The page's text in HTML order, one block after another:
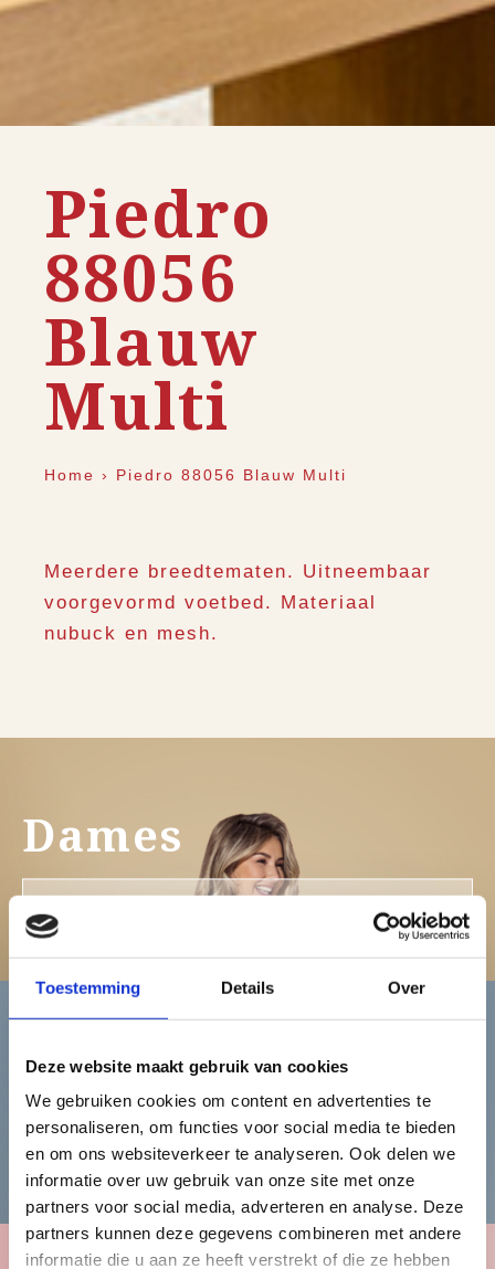
Toestemming Details Over
Deze website maakt gebruik van cookies
We gebruiken cookies om content en advertenties te
personaliseren, om functies voor social media te bieden
en om ons websiteverkeer te analyseren. Ook delen we
informatie over uw gebruik van onze site met onze
partners voor social media, adverteren en analyse. Deze
partners kunnen deze gegevens combineren met andere
informatie die u aan ze heeft verstrekt of die ze hebben
Piedro
88056
Blauw
Multi
Home › Piedro 88056 Blauw Multi
Meerdere breedtematen. Uitneembaar
voorgevormd voetbed. Materiaal
nubuck en mesh.
Dames
Bekijk de damescollectie
Heren
Bekijk de herencollectie